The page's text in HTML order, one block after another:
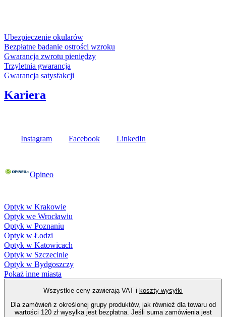
Ubezpieczenie okularów
Bezpłatne badanie ostrości wzroku
Gwarancja zwrotu pieniędzy
Trzyletnia gwarancja
Gwarancja satysfakcji
Kariera
Instagram Facebook LinkedIn
Opineo
Optyk w Krakowie
Optyk we Wrocławiu
Optyk w Poznaniu
Optyk w Łodzi
Optyk w Katowicach
Optyk w Szczecinie
Optyk w Bydgoszczy
Pokaż inne miasta
Wszystkie ceny zawierają VAT i koszty wysyłki
Dla zamówień z określonej grupy produktów, jak również dla towaru od
wartości 120 zł wysyłka jest bezpłatna. Jeśli suma zamówienia jest